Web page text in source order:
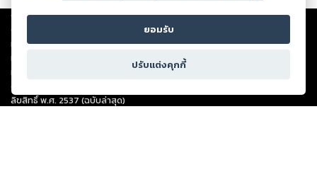
Copyright ©2026Storylog Co., Ltd. - สตอรี่ล็อกขอสงวนสิทธิ์ไม่รับผิดชอบ
ต่อผลงานหรือเนื้อหาใดที่อัปโหลดผ่านเว็บไซต์และปรากฏว่าละเมิดสิทธิใน
ทรัพย์สินทางปัญญาของบุคคลอื่นหรือขัดต่อกฎหมายและศีลธรรม ดังนั้น ผู้อ่าน
ทุกท่านโปรดใช้วิจารณญาณในการกลั่นกรองด้วยตนเอง และหากท่านพบว่าส่วน
หนึ่งส่วนใดขัดต่อกฎหมายและศีลธรรม กรุณาแจ้งมายังบริษัท เพื่อทีมงานจะได้
ดำเนินการในทันที ทั้งนี้ ทางสตอรี่ล็อกขอสงวนลิขสิทธิ์ตามพระราชบัญญัติ
ลิขสิทธิ์ พ.ศ. 2537 (ฉบับล่าสุด)
ยอมรับ
ปรับแต่งคุกกี้